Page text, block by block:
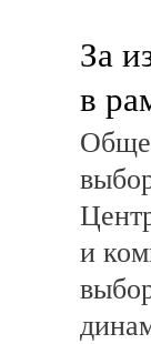
За
в
и